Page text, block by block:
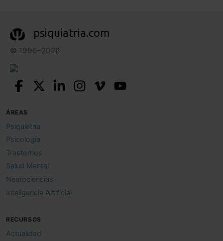
psiquiatria.com
© 1996–2026
ÁREAS
Psiquiatría
Psicología
Trastornos
Salud Mental
Neurociencias
Inteligencia Artificial
RECURSOS
Actualidad